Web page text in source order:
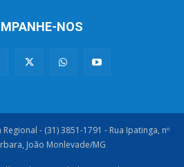
NOS
- (31) 3851-1791 - Rua Ipatinga, nº
João Monlevade/MG